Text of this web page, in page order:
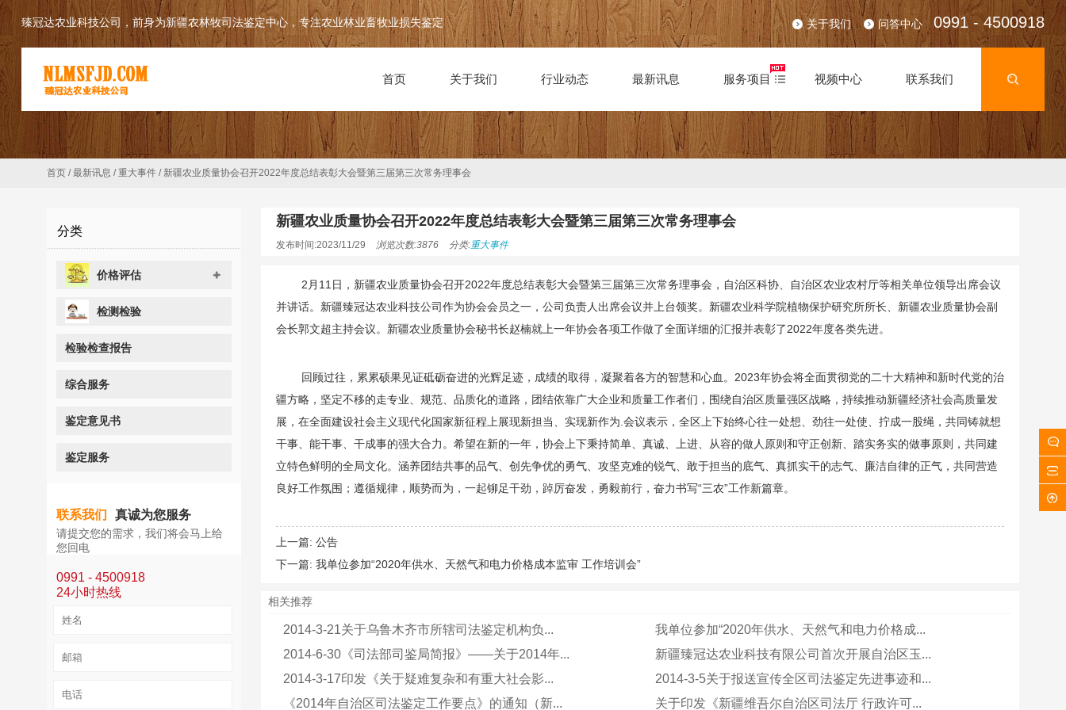
臻冠达农业科技公司，前身为新疆农林牧司法鉴定中心，专注农业林业畜牧业损失鉴定 关于我们 问答中心 0991 - 4500918
首页 关于我们 行业动态 最新讯息 服务项目 视频中心 联系我们
首页 /最新讯息 /重大事件 / 新疆农业质量协会召开2022年度总结表彰大会暨第三届第三次常务理事会
分类
价格评估
检测检验
检验检查报告
综合服务
鉴定意见书
鉴定服务
联系我们 真诚为您服务
请提交您的需求，我们将会马上给
您回电
0991 - 4500918
24小时热线
新疆农业质量协会召开2022年度总结表彰大会暨第三届第三次常务理事会
发布时间:2023/11/29 浏览次数:3876 分类:重大事件
2月11日，新疆农业质量协会召开2022年度总结表彰大会暨第三届第三次常务理事会，自治区科协、自治区农业农村厅等相关单位领导出席会议
并讲话。新疆臻冠达农业科技公司作为协会会员之一，公司负责人出席会议并上台领奖。新疆农业科学院植物保护研究所所长、新疆农业质量协会副
会长郭文超主持会议。新疆农业质量协会秘书长赵楠就上一年协会各项工作做了全面详细的汇报并表彰了2022年度各类先进。
回顾过往，累累硕果见证砥砺奋进的光辉足迹，成绩的取得，凝聚着各方的智慧和心血。2023年协会将全面贯彻党的二十大精神和新时代党的治
疆方略，坚定不移的走专业、规范、品质化的道路，团结依靠广大企业和质量工作者们，围绕自治区质量强区战略，持续推动新疆经济社会高质量发
展，在全面建设社会主义现代化国家新征程上展现新担当、实现新作为.会议表示，全区上下始终心往一处想、劲往一处使、拧成一股绳，共同铸就想
干事、能干事、干成事的强大合力。希望在新的一年，协会上下秉持简单、真诚、上进、从容的做人原则和守正创新、踏实务实的做事原则，共同建
立特色鲜明的全局文化。涵养团结共事的品气、创先争优的勇气、攻坚克难的锐气、敢于担当的底气、真抓实干的志气、廉洁自律的正气，共同营造
良好工作氛围；遵循规律，顺势而为，一起铆足干劲，踔厉奋发，勇毅前行，奋力书写“三农”工作新篇章。
上一篇: 公告
下一篇: 我单位参加“2020年供水、天然气和电力价格成本监审 工作培训会”
相关推荐
2014-3-21关于乌鲁木齐市所辖司法鉴定机构负...
我单位参加“2020年供水、天然气和电力价格成...
2014-6-30《司法部司鉴局简报》——关于2014年...
新疆臻冠达农业科技有限公司首次开展自治区玉...
2014-3-17印发《关于疑难复杂和有重大社会影...
2014-3-5关于报送宣传全区司法鉴定先进事迹和...
《2014年自治区司法鉴定工作要点》的通知（新...
关于印发《新疆维吾尔自治区司法厅 行政许可...